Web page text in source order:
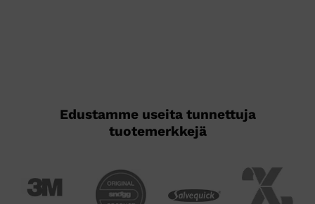
Edustamme useita tunnettuja
tuotemerkkejä